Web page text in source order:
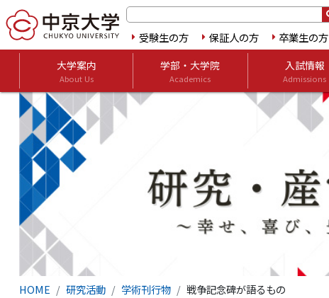
受験生の方 保証人の方 卒業生の方
大学案内
About Us
学部・大学院
Academics
入試情報
Admissions
HOME 研究活動 学術刊行物 戦争記念碑が語るもの